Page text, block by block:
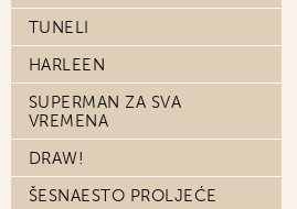
TUNELI
HARLEEN
SUPERMAN ZA SVA
VREMENA
DRAW!
ŠESNAESTO PROLJEĆE